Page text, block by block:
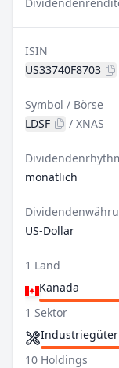
ISIN
US33740F8703
Symbol / Börse
LDSF
/ XNAS
monatlich
US-Dollar
1 Land
Kanada
1 Sektor
Industriegüter
10 Holdings